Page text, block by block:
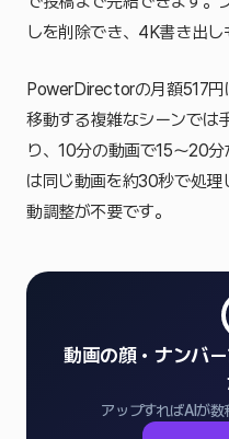
しを削除でき、4K書き出し
PowerDirectorの月額517
移動する複雑なシーンでは
り、10分の動画で15〜20
は同じ動画を約30秒で処
動調整が不要です。
動画の顔・ナンバ
アップすればAIが数